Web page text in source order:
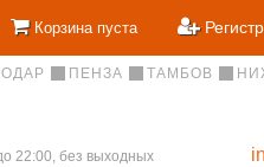
Корзина пуста
ПЕНЗА ТАМБОВ
22:00, без выходных